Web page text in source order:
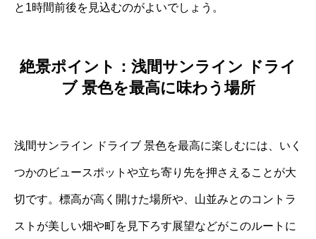
と1時間前後を見込むのがよいでしょう。
絶景ポイント：浅間サンライン ドライ
ブ 景色を最高に味わう場所
浅間サンライン ドライブ 景色を最高に楽しむには、いく
つかのビュースポットや立ち寄り先を押さえることが大
切です。標高が高く開けた場所や、山並みとのコントラ
ストが美しい畑や町を見下ろす展望などがこのルートに